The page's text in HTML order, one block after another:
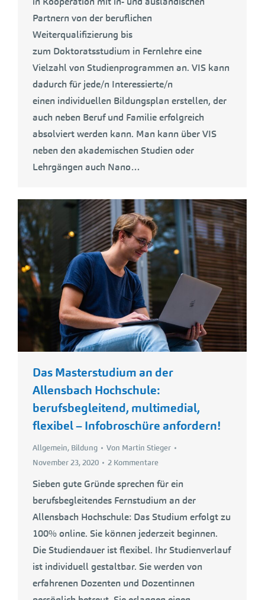
Partnern von der beruflichen
Weiterqualifizierung bis
zum Doktoratsstudium in Fernlehre eine
Vielzahl von Studienprogrammen an. VIS kann
dadurch für jede/n Interessierte/n
einen individuellen Bildungsplan erstellen, der
auch neben Beruf und Familie erfolgreich
absolviert werden kann. Man kann über VIS
neben den akademischen Studien oder
Lehrgängen auch Nano…
Das Masterstudium an der
Allensbach Hochschule:
berufsbegleitend, multimedial,
flexibel – Infobroschüre anfordern!
Allgemein, Bildung Von Martin Stieger
November 23, 2020
2 Kommentare
Sieben gute Gründe sprechen für ein
berufsbegleitendes Fernstudium an der
Allensbach Hochschule: Das Studium erfolgt zu
100% online. Sie können jederzeit beginnen.
Die Studiendauer ist flexibel. Ihr Studienverlauf
ist individuell gestaltbar. Sie werden von
erfahrenen Dozenten und Dozentinnen